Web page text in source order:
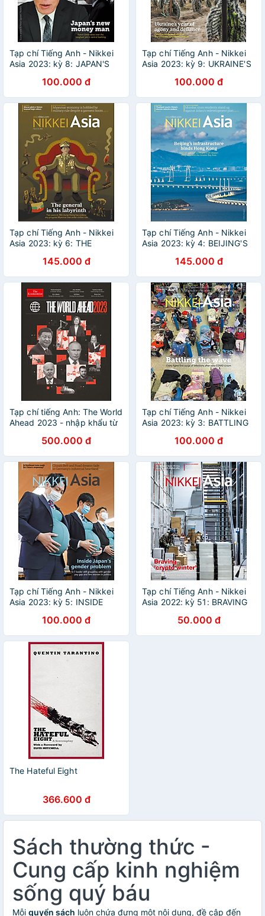
Tạp chí Tiếng Anh - Nikkei
Asia 2023: kỳ 8: JAPAN'S
100.000 đ
Tạp chí Tiếng Anh - Nikkei
Asia 2023: kỳ 9: UKRAINE'S
DEFINANCE100.000 đ
Tạp chí Tiếng Anh - Nikkei
Asia 2023: kỳ 6: THE
LABYRINTH145.000 đ
Tạp chí Tiếng Anh - Nikkei
Asia 2023: kỳ 4: BEIJING'S
HONG KONG145.000 đ
Tạp chí tiếng Anh: The World
Ahead 2023 - nhập khẩu từ
lần của The Economist
500.000 đ
Tạp chí Tiếng Anh - Nikkei
Asia 2023: kỳ 3: BATTLING
100.000 đ
Tạp chí Tiếng Anh - Nikkei
Asia 2023: kỳ 5: INSIDE
100.000 đ
Tạp chí Tiếng Anh - Nikkei
Asia 2022: kỳ 51: BRAVING
50.000 đ
The Hateful Eight
366.600 đ
Sách thường thức -
Cung cấp kinh nghiệm
sống quý báu
Mỗi quyển sách luôn chứa đựng một nội dung, đề cập đến